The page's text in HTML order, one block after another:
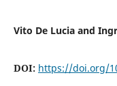
Vito De Lucia and
DOI: https://doi.org/